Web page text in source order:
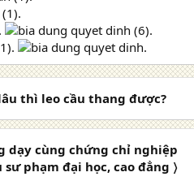
thì leo cầu thang được?
dạy cùng chứng chỉ nghiệp
sư phạm đại học, cao đẳng 〉